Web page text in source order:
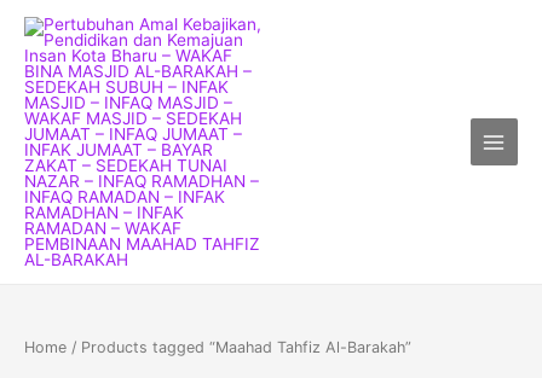
content
Home / Products tagged “Maahad Tahfiz Al-Barakah”